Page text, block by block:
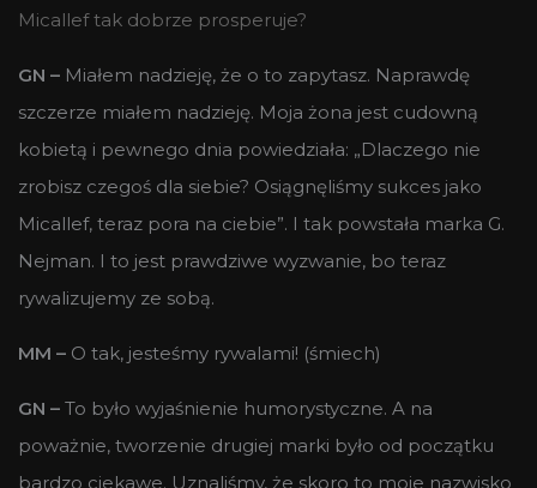
Micallef tak dobrze prosperuje?
GN – Miałem nadzieję, że o to zapytasz. Naprawdę
szczerze miałem nadzieję. Moja żona jest cudowną
kobietą i pewnego dnia powiedziała: „Dlaczego nie
zrobisz czegoś dla siebie? Osiągnęliśmy sukces jako
Micallef, teraz pora na ciebie”. I tak powstała marka G.
Nejman. I to jest prawdziwe wyzwanie, bo teraz
rywalizujemy ze sobą.
MM – O tak, jesteśmy rywalami! (śmiech)
GN – To było wyjaśnienie humorystyczne. A na
poważnie, tworzenie drugiej marki było od początku
bardzo ciekawe. Uznaliśmy, że skoro to moje nazwisko